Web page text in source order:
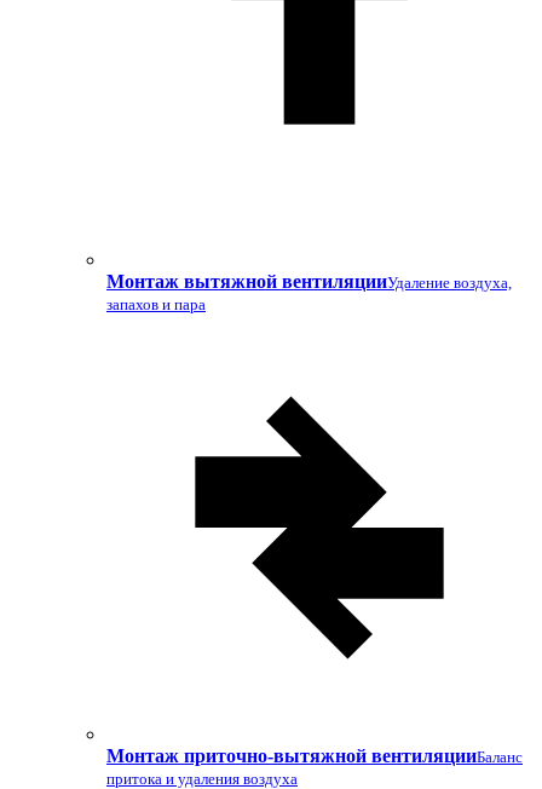
Монтаж вытяжной вентиляцииУдаление воздуха,
запахов и пара
Монтаж приточно-вытяжной вентиляцииБаланс
притока и удаления воздуха